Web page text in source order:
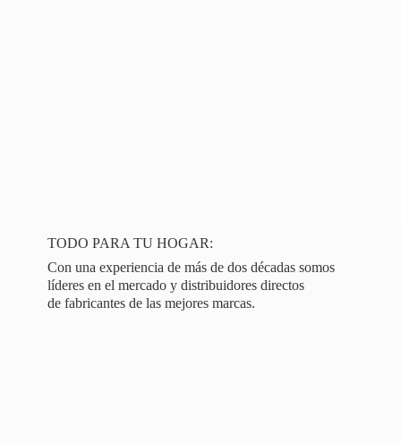
TODO PARA TU HOGAR:
Con una experiencia de más de dos décadas somos
líderes en el mercado y distribuidores directos
de fabricantes de las mejores marcas.